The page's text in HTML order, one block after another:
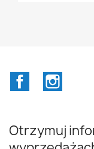
Facebook
Otrzymuj